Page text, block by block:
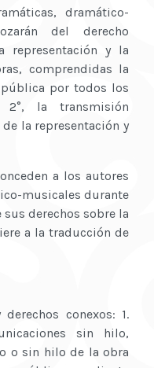
dramático-
del derecho
representación y la
comprendidas la
por todos los
2°, la transmisión
la representación y
a los autores
musicales durante
derechos sobre la
a la traducción de
conexos: 1.
sin hilo,
o sin hilo de la obra